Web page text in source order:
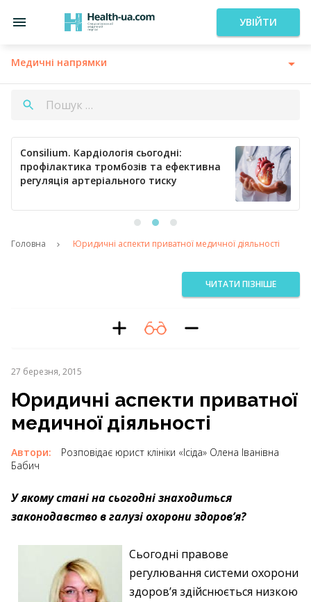
УВІЙТИ
Медичні напрямки
Consilium. Кардіологія сьогодні:
профілактика тромбозів та ефективна
регуляція артеріального тиску
Головна Юридичні аспекти приватної медичної діяльності
ЧИТАТИ ПІЗНІШЕ
27 березня, 2015
Юридичні аспекти приватної
медичної діяльності
Автори:
Розповідає юрист клініки «Ісіда» Олена Іванівна
Бабич
У якому стані на сьогодні знаходиться
законодавство в галузі охорони здоров’я?
Сьогодні правове
регулювання системи охорони
здоров’я здійснюється низкою